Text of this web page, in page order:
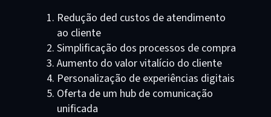
Redução ded custos de atendimento
ao cliente
Simplificação dos processos de compra
Aumento do valor vitalício do cliente
Personalização de experiências digitais
Oferta de um hub de comunicação
unificada